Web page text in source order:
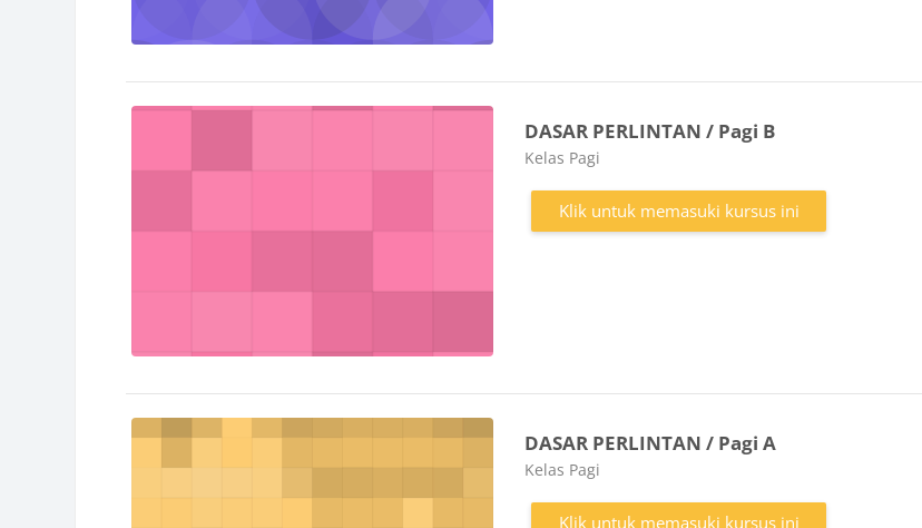
DASAR PERLINTAN / Pagi B
Kategori kursus
Kelas Pagi
Klik untuk memasuki kursus ini
DASAR PERLINTAN / Pagi A
Kategori kursus
Kelas Pagi
Klik untuk memasuki kursus ini